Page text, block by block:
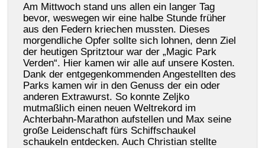
Am Mittwoch stand uns allen ein langer Tag
bevor, weswegen wir eine halbe Stunde früher
aus den Federn kriechen mussten. Dieses
morgendliche Opfer sollte sich lohnen, denn Ziel
der heutigen Spritztour war der „Magic Park
Verden“. Hier kamen wir alle auf unsere Kosten.
Dank der entgegenkommenden Angestellten des
Parks kamen wir in den Genuss der ein oder
anderen Extrawurst. So konnte Zeljko
mutmaßlich einen neuen Weltrekord im
Achterbahn-Marathon aufstellen und Max seine
große Leidenschaft fürs Schiffschaukel
schaukeln entdecken. Auch Christian stellte